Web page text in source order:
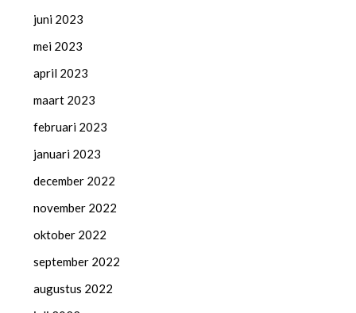
juni 2023
mei 2023
april 2023
maart 2023
februari 2023
januari 2023
december 2022
november 2022
oktober 2022
september 2022
augustus 2022